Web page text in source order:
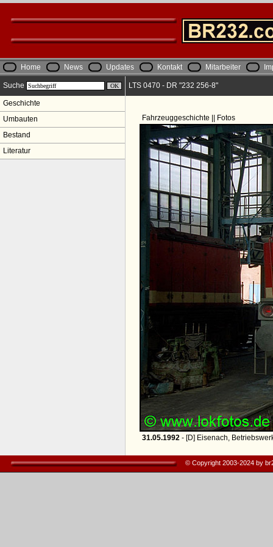
Home News Updates Kontakt Mitarbeiter
Suche
Geschichte
Umbauten
Bestand
Literatur
LTS 0470 - DR "232 256-8"
Fahrzeuggeschichte || Fotos
31.05.1992- [D] Eisenach,
© Copyright 2003-2024 by